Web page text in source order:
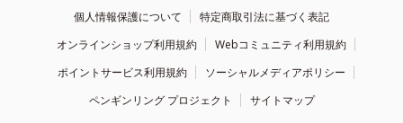
個人情報保護について
特定商取引法に基づく表記
オンラインショップ利用規約
Webコミュニティ利用規約
ポイントサービス利用規約
ソーシャルメディアポリシー
ペンギンリング プロジェクト
サイトマップ